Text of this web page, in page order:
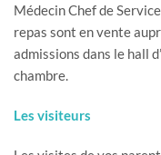
Médecin Chef de
repas sont en vente
admissions dans le hall
chambre.
Les visiteurs